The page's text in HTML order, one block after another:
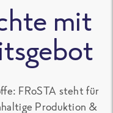
mit
FRoSTA steht für
Produktion &